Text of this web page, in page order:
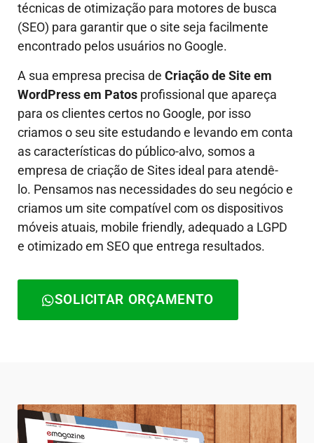
técnicas de otimização para motores de busca
(SEO) para garantir que o site seja facilmente
encontrado pelos usuários no Google.
A sua empresa precisa de Criação de Site em
WordPress em Patos profissional que apareça
para os clientes certos no Google, por isso
criamos o seu site estudando e levando em conta
as características do público-alvo, somos a
empresa de criação de Sites ideal para atendê-
lo. Pensamos nas necessidades do seu negócio e
criamos um site compatível com os dispositivos
móveis atuais, mobile friendly, adequado a LGPD
e otimizado em SEO que entrega resultados.
SOLICITAR ORÇAMENTO